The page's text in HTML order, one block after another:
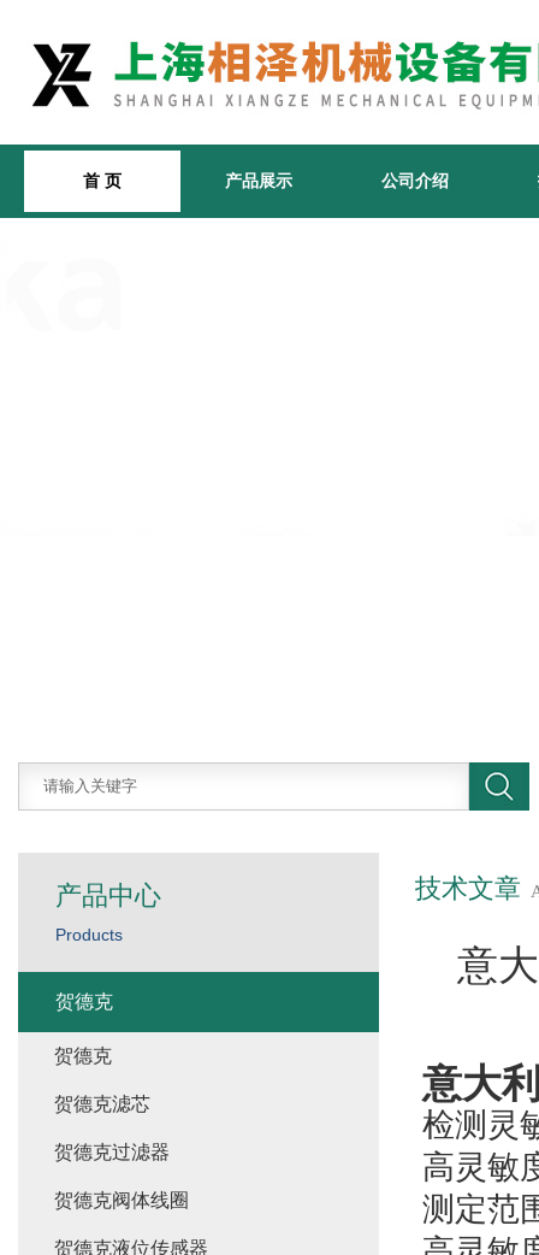
首 页 产品展示 公司介绍
技术文章
意
意大
检测灵
高灵敏
测定范
产品中心
Products
贺德克
贺德克
贺德克滤芯
贺德克过滤器
贺德克阀体线圈
贺德克液位传感器